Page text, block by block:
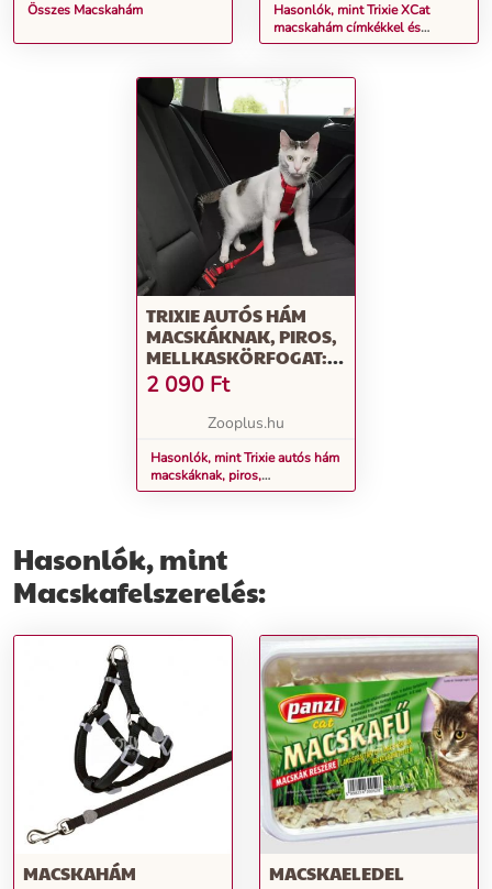
Összes Macskahám
Hasonlók, mint Trixie XCat
macskahám címkékkel és
pórázzal, piros, 24 - 42 cm
TRIXIE AUTÓS HÁM
MACSKÁKNAK, PIROS,
MELLKASKÖRFOGAT:
31 - 48 CM, 15 MM
SZÉLES
2 090 Ft
Zooplus.hu
Hasonlók, mint Trixie autós hám
macskáknak, piros,
mellkaskörfogat: 31 - 48 cm, 15
Hasonlók, mint
Macskafelszerelés:
MACSKAHÁM MACSKAELEDEL